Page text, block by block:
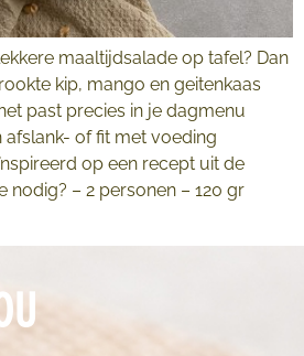
maaltijdsalade op tafel? Dan
kip, mango en geitenkaas
past precies in je dagmenu
afslank- of fit met voeding
op een recept uit de
nodig? – 2 personen – 120 gr